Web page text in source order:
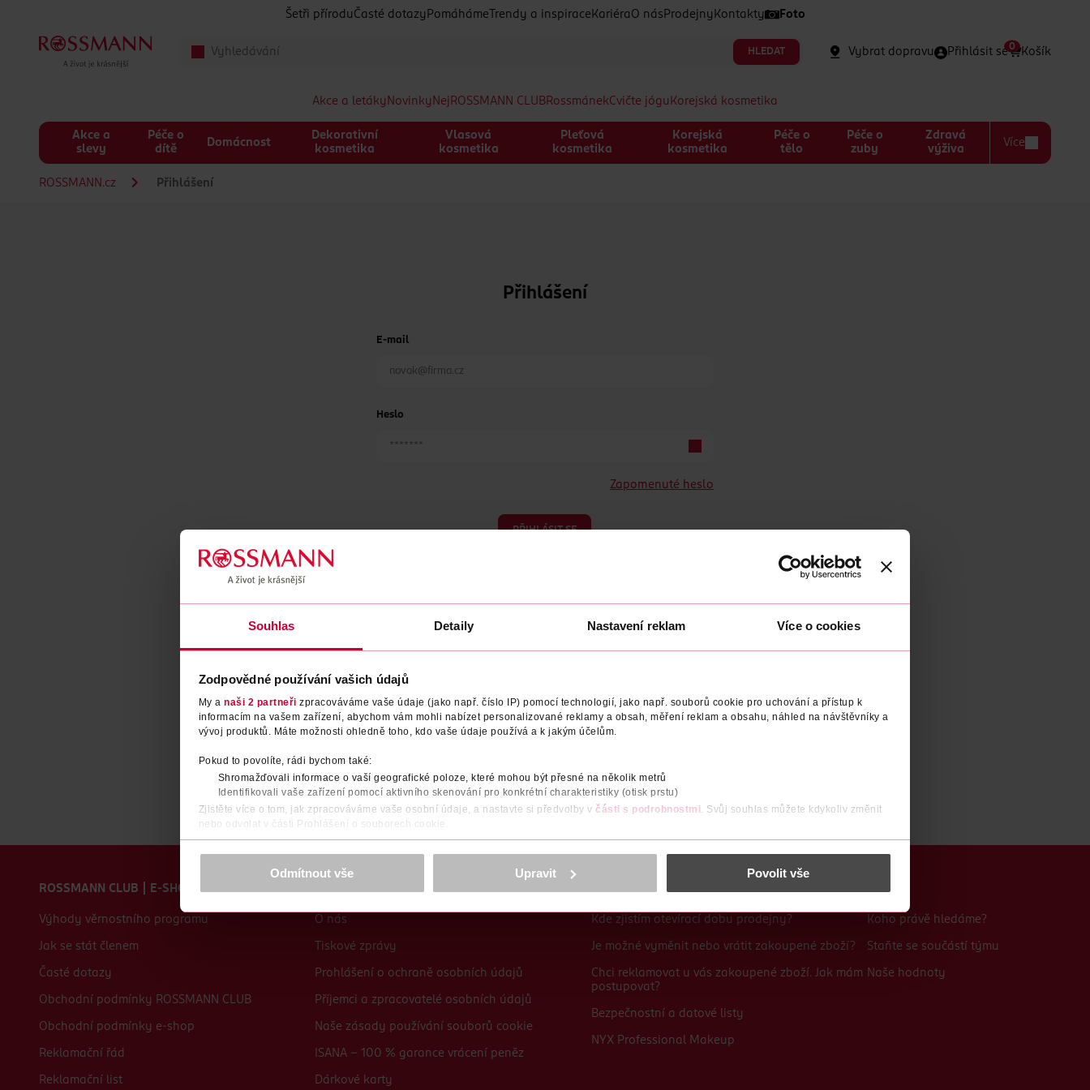
Souhlas Detaily Nastavení reklam Více o cookies
Zodpovědné používání vašich údajů
My a naši 2 partneři zpracováváme vaše údaje (jako např. číslo IP) pomocí technologií, jako např. souborů cookie pro uchování a přístup k
informacím na vašem zařízení, abychom vám mohli nabízet personalizované reklamy a obsah, měření reklam a obsahu, náhled na návštěvníky a
vývoj produktů. Máte možnosti ohledně toho, kdo vaše údaje používá a k jakým účelům.
Pokud to povolíte, rádi bychom také:
Shromažďovali informace o vaší geografické poloze, které mohou být přesné na několik metrů
Identifikovali vaše zařízení pomocí aktivního skenování pro konkrétní charakteristiky (otisk prstu)
Zjistěte více o tom, jak zpracováváme vaše osobní údaje, a nastavte si předvolby v části s podrobnostmi. Svůj souhlas můžete kdykoliv změnit
nebo odvolat v části Prohlášení o souborech cookie.
K provozu stránek, personalizaci obsahu a reklam, funkcí sociálních médií, analýze návštěvnosti, které mohou nést osobní údaje.
prohlášení o ochraně osobních údajů.
Děkujeme za pochopení. >více o cookies<
Odmítnout vše Upravit Povolit vše
Šetři přírodu Časté dotazy Pomáháme Trendy a inspirace Kariéra O nás Prodejny Kontakty Foto
HLEDAT Vybrat dopravu Přihlásit se Košík
0
Akce a letáky Novinky Nej ROSSMANN CLUBRossmánekCvičte jógu Korejská kosmetika
Akce a
slevy
Péče o
dítě
Domácnost
Dekorativní
kosmetika
Vlasová
kosmetika
Pleťová
kosmetika
Korejská
kosmetika
Péče o
tělo
Péče o
zuby
Zdravá
výživa
Více
ROSSMANN.cz Přihlášení
Přihlášení
E-mail
Heslo
Zapomenuté heslo
PŘIHLÁSIT SE
Nemáte účet? Registrujte se e-mailem
ROSSMANN CLUB | E-SHOP
Výhody věrnostního programu
Jak se stát členem
Časté dotazy
Obchodní podmínky ROSSMANN CLUB
Obchodní podmínky e-shop
Reklamační řád
Reklamační list
O nás
Tiskové zprávy
Prohlášení o ochraně osobních údajů
Příjemci a zpracovatelé osobních údajů
Naše zásady používání souborů cookie
ISANA - 100 % garance vrácení peněz
Dárkové karty
Časté dotazy
Kde zjistím otevírací dobu prodejny?
Je možné vyměnit nebo vrátit zakoupené zboží?
Chci reklamovat u vás zakoupené zboží. Jak mám
postupovat?
Bezpečnostní a datové listy
NYX Professional Makeup
Kariéra
Koho právě hledáme?
Staňte se součástí týmu
Naše hodnoty